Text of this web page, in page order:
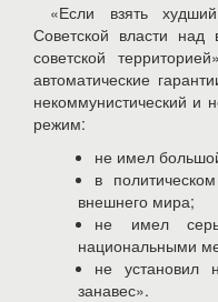
«Если взять
Советской власти
советской
автоматические
некоммунистический и
режим:
не имел
в
внешнего мира;
не имел
национальными
не установил
занавес».